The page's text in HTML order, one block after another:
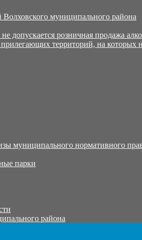
муниципального района
допускается розничная продажа
территорий, на которых
муниципального нормативного
парки
района